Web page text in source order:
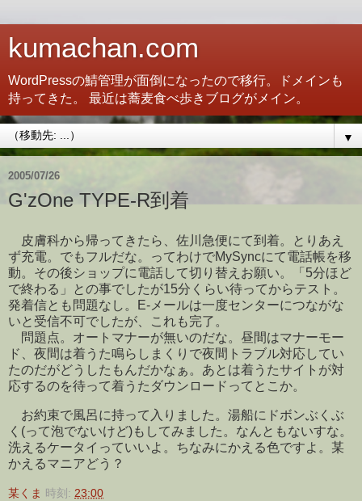
kumachan.com
WordPressの鯖管理が面倒になったので移行。ドメインも
持ってきた。 最近は蕎麦食べ歩きブログがメイン。
▼
2005/07/26
G'zOne TYPE-R到着
皮膚科から帰ってきたら、佐川急便にて到着。とりあえ
ず充電。でもフルだな。ってわけでMySyncにて電話帳を移
動。その後ショップに電話して切り替えお願い。「5分ほど
で終わる」との事でしたが15分くらい待ってからテスト。
発着信とも問題なし。E-メールは一度センターにつながな
いと受信不可でしたが、これも完了。
問題点。オートマナーが無いのだな。昼間はマナーモー
ド、夜間は着うた鳴らしまくりで夜間トラブル対応してい
たのだがどうしたもんだかなぁ。あとは着うたサイトが対
応するのを待って着うたダウンロードってとこか。
お約束で風呂に持って入りました。湯船にドボンぶくぶ
く(って泡でないけど)もしてみました。なんともないすな。
洗えるケータイっていいよ。ちなみにかえる色ですよ。某
かえるマニアどう？
某くま 時刻: 23:00